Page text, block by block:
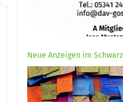
Neue Anzeigen im